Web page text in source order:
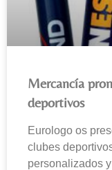
Mercancía
deportivos
Eurologo os
clubes
personalizados